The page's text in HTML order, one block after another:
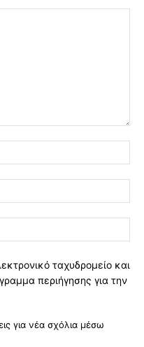
ταχυδρομείο και
περιήγησης για την
για νέα σχόλια μέσω